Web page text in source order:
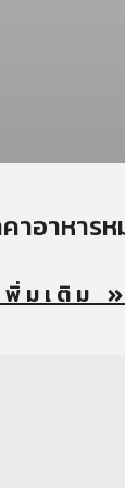
าอาหาร
พิ่มเติม »